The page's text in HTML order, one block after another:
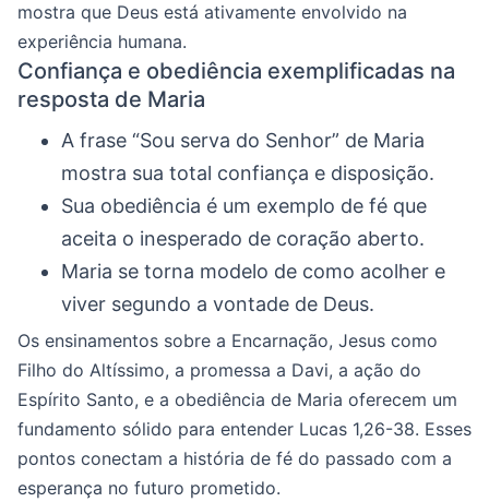
mostra que Deus está ativamente envolvido na
experiência humana.
Confiança e obediência exemplificadas na
resposta de Maria
A frase “Sou serva do Senhor” de Maria
mostra sua total confiança e disposição.
Sua obediência é um exemplo de fé que
aceita o inesperado de coração aberto.
Maria se torna modelo de como acolher e
viver segundo a vontade de Deus.
Os ensinamentos sobre a Encarnação, Jesus como
Filho do Altíssimo, a promessa a Davi, a ação do
Espírito Santo, e a obediência de Maria oferecem um
fundamento sólido para entender Lucas 1,26-38. Esses
pontos conectam a história de fé do passado com a
esperança no futuro prometido.